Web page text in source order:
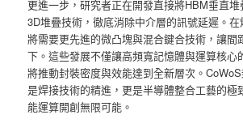
更進一步，研究者正在開發直接將HBM垂直
3D堆疊技術，徹底消除中介層的訊號延遲。
將需要更先進的微凸塊與混合鍵合技術，讓間
下。這些發展不僅讓高頻寬記憶體與運算核心
將推動封裝密度與效能達到全新層次。
是焊接技術的精進，更是半導體整合工藝的極
能運算開創無限可能。